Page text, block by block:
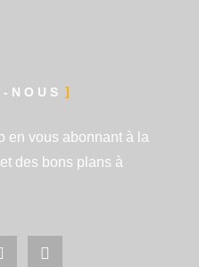
NOUS
en vous abonnant à la
des bons plans à